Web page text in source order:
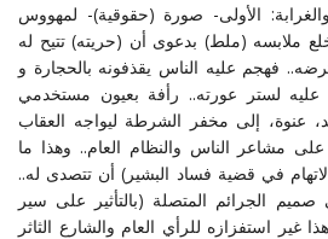
الأولى- صورة (حقوقية)- لمهووس
ملابسه (ملط) بدعوى أن (حريته) تتيح له
فهجم عليه الناس يقذفونه بالحجارة و
عليه لستر عورته.. رأفة بعيون مستخدمي
عنوة، إلى مخفر الشرطة ليواجه العقاب
مشاعر الناس والنظام العام.. وهذا ما
في قضية فساد البشير) أن تتصدى له..
صميم الجرائم المتصلة (بالتأثير على سير
غير استفزازه للرأي العام والشارع الثاثر